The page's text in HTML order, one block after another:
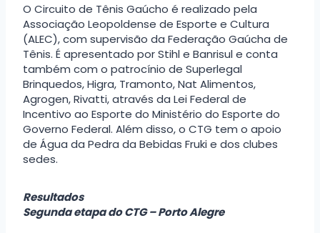
O Circuito de Tênis Gaúcho é realizado pela
Associação Leopoldense de Esporte e Cultura
(ALEC), com supervisão da Federação Gaúcha de
Tênis. É apresentado por Stihl e Banrisul e conta
também com o patrocínio de Superlegal
Brinquedos, Higra, Tramonto, Nat Alimentos,
Agrogen, Rivatti, através da Lei Federal de
Incentivo ao Esporte do Ministério do Esporte do
Governo Federal. Além disso, o CTG tem o apoio
de Água da Pedra da Bebidas Fruki e dos clubes
sedes.
Resultados
Segunda etapa do CTG – Porto Alegre